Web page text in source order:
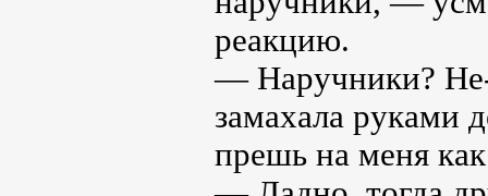
реакцию.
— Наручники?
замахала руками
прешь на меня